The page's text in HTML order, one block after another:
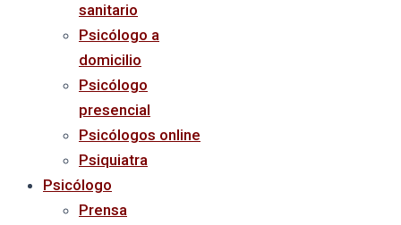
sanitario
Psicólogo a
domicilio
Psicólogo
presencial
Psicólogos online
Psiquiatra
Psicólogo
Prensa